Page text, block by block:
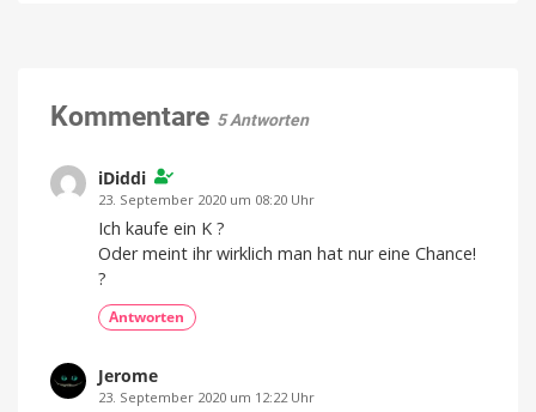
macht
streifenfrei?
Kommentare 5 Antworten
iDiddi
23. September 2020 um 08:20 Uhr
Ich kaufe ein K ?
Oder meint ihr wirklich man hat nur eine Chance!
?
Antworten
Jerome
23. September 2020 um 12:22 Uhr